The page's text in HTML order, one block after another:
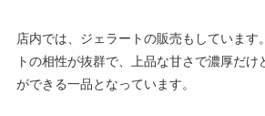
店内では、ジェラートの販売もしています
トの相性が抜群で、上品な甘さで濃厚だけ
ができる一品となっています。